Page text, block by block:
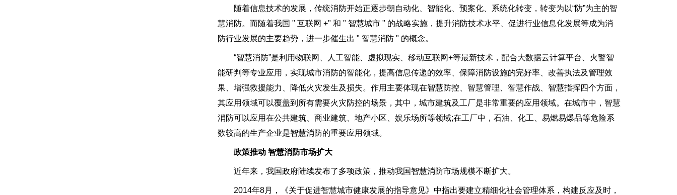
随着信息技术的发展，传统消防开始正逐步朝自动化、智能化、预案化、系统化转变，转变为以“防”为主的智
慧消防。而随着我国 " 互联网 +" 和 " 智慧城市 " 的战略实施，提升消防技术水平、促进行业信息化发展等成为消
防行业发展的主要趋势，进一步催生出 " 智慧消防 " 的概念。
“智慧消防”是利用物联网、人工智能、虚拟现实、移动互联网+等最新技术，配合大数据云计算平台、火警智
能研判等专业应用，实现城市消防的智能化，提高信息传递的效率、保障消防设施的完好率、改善执法及管理效
果、增强救援能力、降低火灾发生及损失。作用主要体现在智慧防控、智慧管理、智慧作战、智慧指挥四个方面，
其应用领域可以覆盖到所有需要火灾防控的场景，其中，城市建筑及工厂是非常重要的应用领域。在城市中，智慧
消防可以应用在公共建筑、商业建筑、地产小区、娱乐场所等领域;在工厂中，石油、化工、易燃易爆品等危险系
数较高的生产企业是智慧消防的重要应用领域。
政策推动 智慧消防市场扩大
近年来，我国政府陆续发布了多项政策，推动我国智慧消防市场规模不断扩大。
2014年8月，《关于促进智慧城市健康发展的指导意见》中指出要建立精细化社会管理体系，构建反应及时，